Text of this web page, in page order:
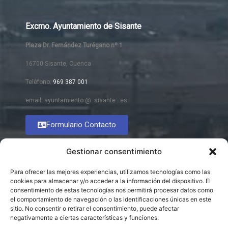
Gestionar consentimiento
Para ofrecer las mejores experiencias, utilizamos tecnologías como las
cookies para almacenar y/o acceder a la información del dispositivo. El
consentimiento de estas tecnologías nos permitirá procesar datos como
el comportamiento de navegación o las identificaciones únicas en este
sitio. No consentir o retirar el consentimiento, puede afectar
negativamente a ciertas características y funciones.
Excmo. Ayuntamiento de Sisante
Plaza Dr. Fernández Turégano nº 1
16700 Sisante, Cuenca
Teléfono: 969 387 001
email: ayuntamiento @ sisante . es
Formulario Contacto